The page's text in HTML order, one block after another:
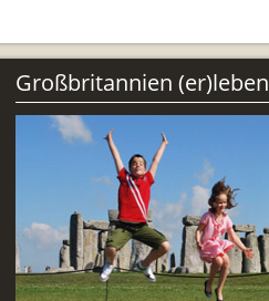
Großbritannien (er)leben